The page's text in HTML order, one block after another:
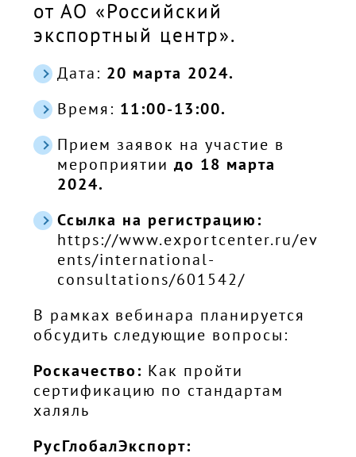
от АО «Российский
экспортный центр».
Дата: 20 марта 2024.
Время: 11:00-13:00.
Прием заявок на участие в
мероприятии до 18 марта
2024.
Ссылка на регистрацию:
https://www.exportcenter.ru/ev
ents/international-
consultations/601542/
В рамках вебинара планируется
обсудить следующие вопросы:
Роскачество: Как пройти
сертификацию по стандартам
халяль
РусГлобалЭкспорт: